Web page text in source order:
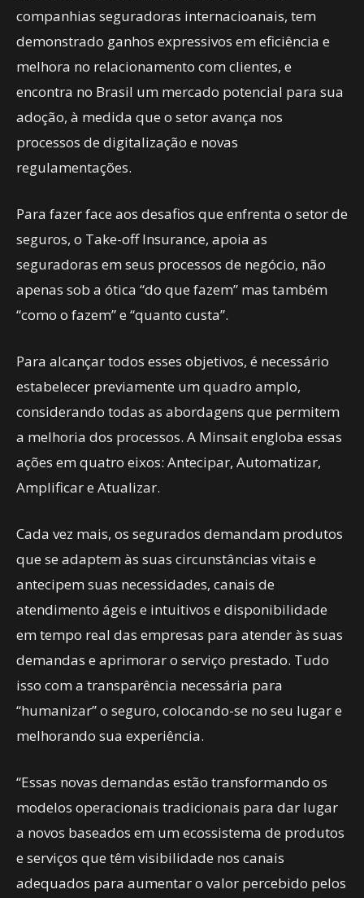
companhias seguradoras internacioanais, tem
demonstrado ganhos expressivos em eficiência e
melhora no relacionamento com clientes, e
encontra no Brasil um mercado potencial para sua
adoção, à medida que o setor avança nos
processos de digitalização e novas
regulamentações.
Para fazer face aos desafios que enfrenta o setor de
seguros, o Take-off Insurance, apoia as
seguradoras em seus processos de negócio, não
apenas sob a ótica “do que fazem” mas também
“como o fazem” e “quanto custa”.
Para alcançar todos esses objetivos, é necessário
estabelecer previamente um quadro amplo,
considerando todas as abordagens que permitem
a melhoria dos processos. A Minsait engloba essas
ações em quatro eixos: Antecipar, Automatizar,
Amplificar e Atualizar.
Cada vez mais, os segurados demandam produtos
que se adaptem às suas circunstâncias vitais e
antecipem suas necessidades, canais de
atendimento ágeis e intuitivos e disponibilidade
em tempo real das empresas para atender às suas
demandas e aprimorar o serviço prestado. Tudo
isso com a transparência necessária para
“humanizar” o seguro, colocando-se no seu lugar e
melhorando sua experiência.
“Essas novas demandas estão transformando os
modelos operacionais tradicionais para dar lugar
a novos baseados em um ecossistema de produtos
e serviços que têm visibilidade nos canais
adequados para aumentar o valor percebido pelos